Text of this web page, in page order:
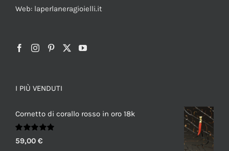
Web: laperlaneragioielli.it
I PIÙ VENDUTI
Cornetto di corallo rosso in oro 18k
Valutato
5.00 su 5
59,00 €